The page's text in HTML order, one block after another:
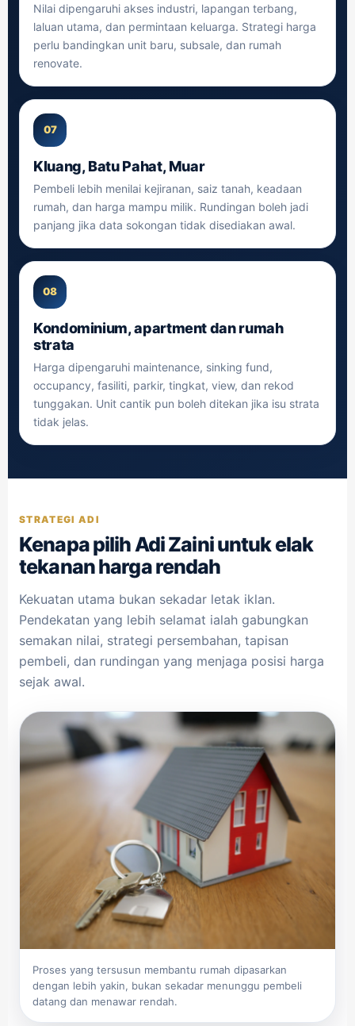
Nilai dipengaruhi akses industri, lapangan terbang,
laluan utama, dan permintaan keluarga. Strategi harga
perlu bandingkan unit baru, subsale, dan rumah
renovate.
07
Kluang, Batu Pahat, Muar
Pembeli lebih menilai kejiranan, saiz tanah, keadaan
rumah, dan harga mampu milik. Rundingan boleh jadi
panjang jika data sokongan tidak disediakan awal.
08
Kondominium, apartment dan rumah
strata
Harga dipengaruhi maintenance, sinking fund,
occupancy, fasiliti, parkir, tingkat, view, dan rekod
tunggakan. Unit cantik pun boleh ditekan jika isu strata
tidak jelas.
STRATEGI ADI
Kenapa pilih Adi Zaini untuk elak
tekanan harga rendah
Kekuatan utama bukan sekadar letak iklan.
Pendekatan yang lebih selamat ialah gabungkan
semakan nilai, strategi persembahan, tapisan
pembeli, dan rundingan yang menjaga posisi harga
sejak awal.
Proses yang tersusun membantu rumah dipasarkan
dengan lebih yakin, bukan sekadar menunggu pembeli
datang dan menawar rendah.